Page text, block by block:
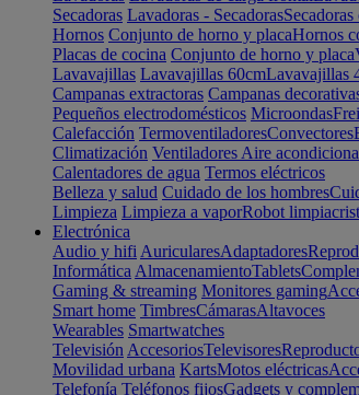
Secadoras Lavadoras - Secadoras
Hornos Conjunto de horno y placaHornos
Placas de cocina Conjunto de horno y placa
Lavavajillas Lavavajillas 60cmLavavajillas
Campanas extractoras Campanas
Pequeños electrodomésticos Microondas
Calefacción TermoventiladoresConvectores
Climatización Ventiladores Aire
Calentadores de agua Termos eléctricos
Belleza y salud Cuidado de los hombres
Limpieza Limpieza a vaporRobot
Electrónica
Audio y hifi AuricularesAdaptadores
Informática AlmacenamientoTablets
Gaming & streaming Monitores gaming
Smart home TimbresCámarasAltavoces
Wearables Smartwatches
Televisión AccesoriosTelevisores
Movilidad urbana KartsMotos eléctricas
Telefonía Teléfonos fijosGadgets y